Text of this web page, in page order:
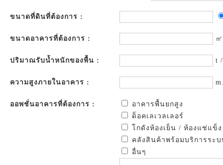
ขนาดที่ดินที่ต้องการ :
ขนาดอาคารที่ต้องการ : ㎡
ปริมาณรับน้ำหนักของพื้น : t
ความสูงภายในอาคาร :
ออพชั่นอาคารที่ต้องการ :
อาคารพื้นยกสูง
ด็อคเลเวลเลอร์
โกดังห้องเย็น / ห้องแช่แข็
คลังสินค้าพร้อมบริการระ
อื่นๆ